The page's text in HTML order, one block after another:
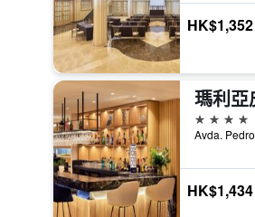
HK$1,352
4星級
HK$1,434